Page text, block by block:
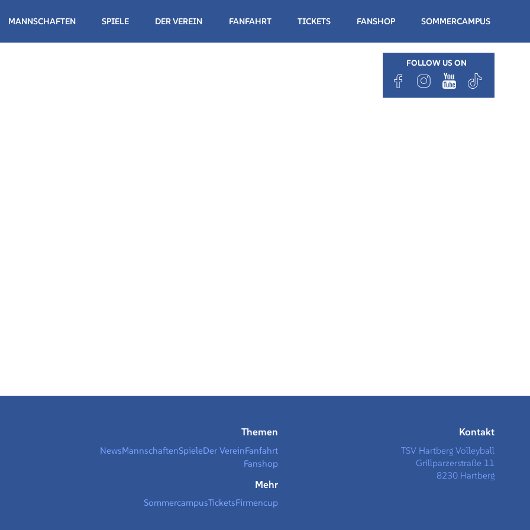
FOLLOW US ON
MANNSCHAFTEN SPIELE DER VEREIN FANFAHRT TICKETS FANSHOP SOMMERCAMPUS
Themen
NewsMannschaftenSpieleDer VereinFanfahrt
Fanshop
Mehr
SommercampusTicketsFirmencup
Kontakt
TSV Hartberg Volleyball
Grillparzerstraße 11
8230 Hartberg